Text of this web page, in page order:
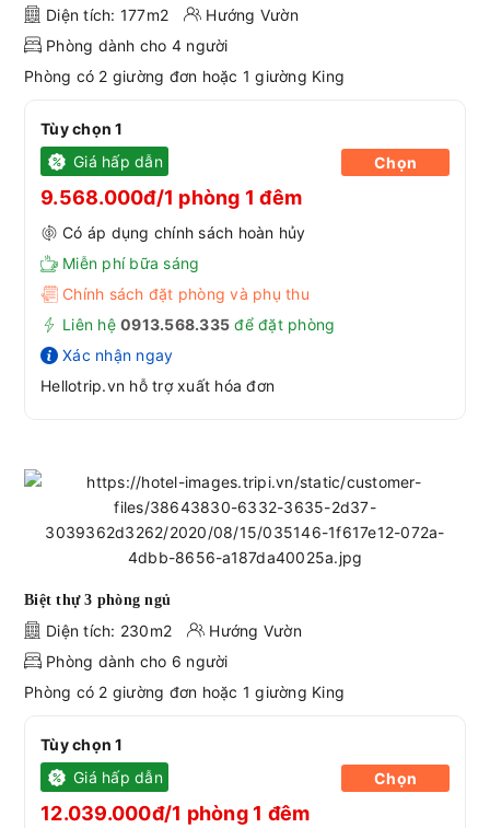
Diện tích: 177m2
Hướng Vườn
Phòng dành cho 4 người
Phòng có 2 giường đơn hoặc 1 giường King
Tùy chọn 1
Giá hấp dẫn
9.568.000đ/1 phòng 1 đêm
Có áp dụng chính sách hoàn hủy
Miễn phí bữa sáng
Chính sách đặt phòng và phụ thu
Liên hệ 0913.568.335 để đặt phòng
Xác nhận ngay
Hellotrip.vn hỗ trợ xuất hóa đơn
Chọn
Biệt thự 3 phòng ngủ
Diện tích: 230m2
Hướng Vườn
Phòng dành cho 6 người
Phòng có 2 giường đơn hoặc 1 giường King
Tùy chọn 1
Giá hấp dẫn
12.039.000đ/1 phòng 1 đêm
Chọn